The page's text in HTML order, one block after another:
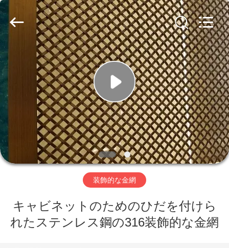
家
へ
製
品
ビ
オ
ヤ
ー.
Copyright
©
Metal
Wire
Mesh
All
装飾的な金網
キャビネットのためのひだを付けら
れたステンレス鋼の316装飾的な金網